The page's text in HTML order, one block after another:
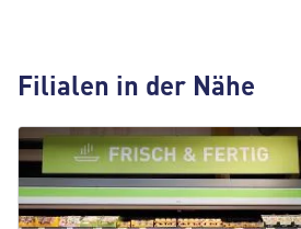
Filialen in der Nähe